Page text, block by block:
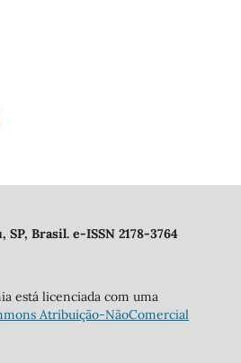
SP, Brasil. e-ISSN 2178-3764
está licenciada com uma
Atribuição-NãoComercial